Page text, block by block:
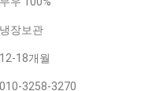
냉장보관
12-18개월
010-3258-3270